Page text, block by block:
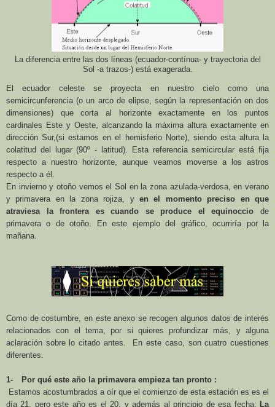
La diferencia entre las dos líneas (ecuador-contínua- y trayectoria del
Sol -a trazos-) está exagerada.
El ecuador celeste se proyecta en nuestro cielo como una
semicircunferencia (o un arco de elipse, según la representación en dos
dimensiones) que corta al horizonte exactamente en los puntos
cardinales Este y Oeste, alcanzando la máxima altura exactamente en
dirección Sur,(si estamos en el hemisferio Norte), siendo esta altura la
colatitud del lugar (90º - latitud). Esta referencia semicircular está fija
respecto a nuestro horizonte, aunque veamos moverse a los astros
respecto a él.
En invierno y otoño vemos el Sol en la zona azulada-verdosa, en verano
y primavera en la zona rojiza, y en el momento preciso en que
atraviesa la frontera es cuando se produce el equinoccio de
primavera o de otoño. En este ejemplo del gráfico, ocurriría por la
mañana.
Como de costumbre, en este anexo se recogen algunos datos de interés
relacionados con el tema, por si quieres profundizar más, y alguna
aclaración sobre lo citado antes. En este caso, son cuatro cuestiones
diferentes.
1- Por qué este año la primavera empieza tan pronto :
Estamos acostumbrados a oír que el comienzo de esta estación es es el
día 21, pero este año es el 20, y además al principio de esa fecha: La